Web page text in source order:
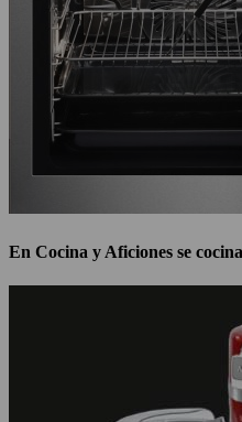
En Cocina y Aficiones se